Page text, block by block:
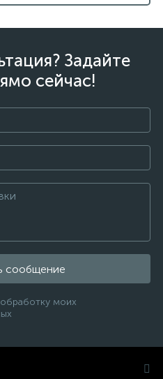
Задайте
сейчас!
сообщение
моих